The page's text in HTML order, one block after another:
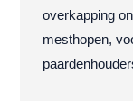
overkapping
mesthopen,